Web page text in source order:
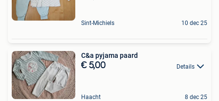
Sint-Michiels 10 dec 25
C&a pyjama paard
€ 5,00 Details
Haacht 8 dec 25